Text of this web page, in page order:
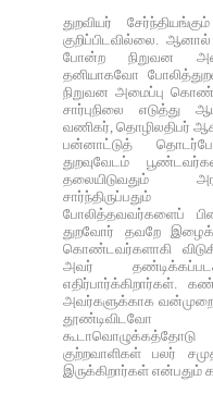
துறவியர்
குறிப்பிடவில்லை.
போன்ற நிறுவன
தனியாகவோ
நிறுவன அமைப்பு
சார்புநிலை எடுத்து
வணிகர், தொழிலதிபர்
பன்னாட்டுத்
துறவுவேடம்
தலையிடுவதும்
சார்ந்திருப்பதும்
போலித்தவவர்களைப்
துறவோர் தவறே
கொண்டவர்களாகி
அவர்
எதிர்பார்க்கிறார்கள்.
அவர்களுக்காக
குற்றவாளிகள் பலர்
இருக்கிறார்கள்